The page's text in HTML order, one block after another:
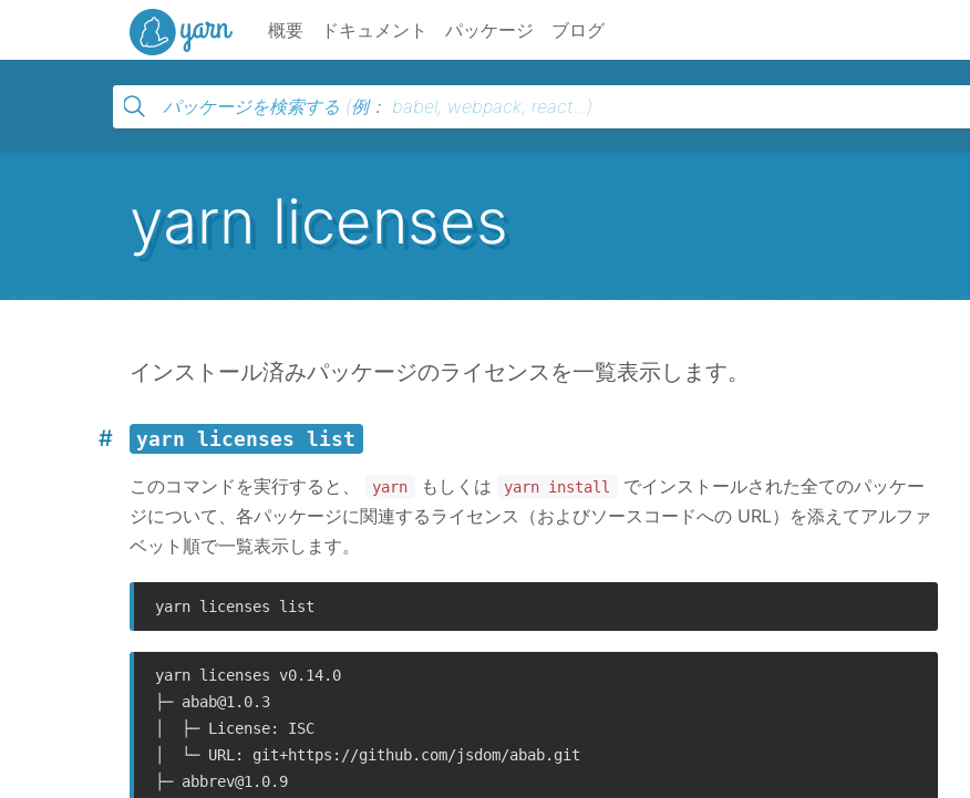
Yarn
概要 ドキュメント パッケージ ブログ
yarn licenses
インストール済みパッケージのライセンスを一覧表示します。
yarn licenses list
このコマンドを実行すると、 yarn もしくは yarn install
でインストールされた全てのパッケー
ジについて、各パッケージに関連するライセンス（およびソースコードへの URL）を添えてアルファ
ベット順で一覧表示します。
yarn licenses v0.14.0
├─ abab@1.0.3
│  ├─ License: ISC
│  └─ URL: git+https://github.com/jsdom/abab.git
├─ abbrev@1.0.9